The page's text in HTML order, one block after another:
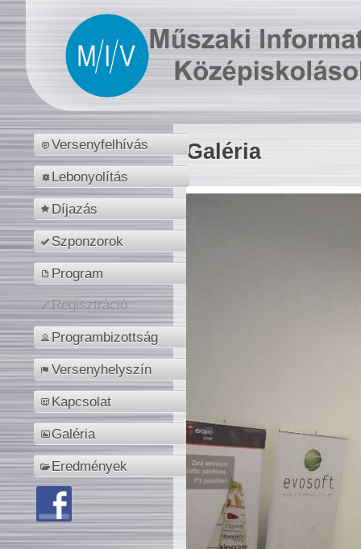
Versenyfelhívás
Lebonyolítás
Díjazás
Szponzorok
Program
Regisztráció
Programbizottság
Versenyhelyszín
Kapcsolat
Galéria
Eredmények
Galéria